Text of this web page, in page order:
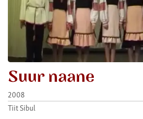
Suur naane
2008
Tiit Sibul